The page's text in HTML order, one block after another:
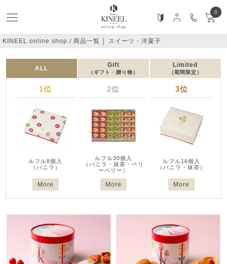
0
KINEEL online shop 商品一覧 │ スイーツ・洋菓子
ALL
Gift
（ギフト・贈り物）
Limited
（期間限定）
1位
ルフル8個入
（バニラ）
More
2位
ルフル30個入
（バニラ・抹茶・ベリ
ーベリー）
More
3位
ルフル16個入
（バニラ・抹茶）
More